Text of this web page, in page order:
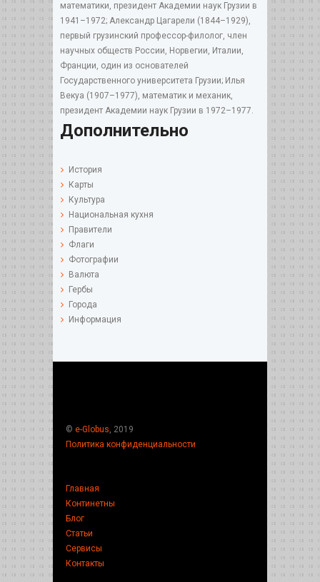
математики, президент Академии наук Грузии в
1941–1972; Александр Цагарели (1844–1929),
первый грузинский профессор-филолог, член
научных обществ России, Норвегии, Италии,
Франции, один из основателей
Государственного университета Грузии; Илья
Векуа (1907–1977), математик и механик,
президент Академии наук Грузии в 1972–1977.
Дополнительно
История
Карты
Культура
Национальная кухня
Правители
Флаги
Фотографии
Валюта
Гербы
Города
Информация
© e-Globus , 2019
Политика конфиденциальности
Главная
Континетны
Блог
Статьи
Сервисы
Контакты